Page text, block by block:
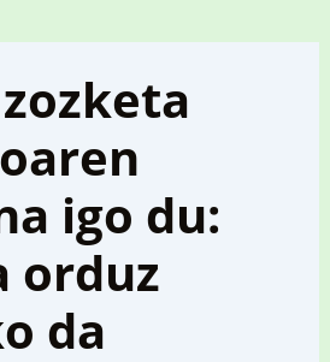
zozketa
igo du:
orduz
da